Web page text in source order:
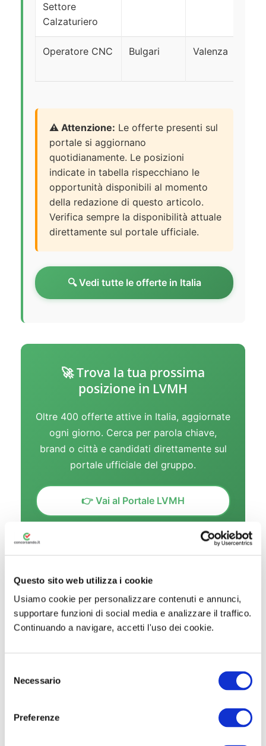
Questo sito web utilizza i cookie
Usiamo cookie per personalizzare contenuti e annunci,
supportare funzioni di social media e analizzare il traffico.
Continuando a navigare, accetti l'uso dei cookie.
Necessario
Preferenze
Settore
Calzaturiero
Operatore CNC Bulgari Valenza
⚠️ Attenzione: Le offerte presenti sul
portale si aggiornano
quotidianamente. Le posizioni
indicate in tabella rispecchiano le
opportunità disponibili al momento
della redazione di questo articolo.
Verifica sempre la disponibilità attuale
direttamente sul portale ufficiale.
🔍 Vedi tutte le offerte in Italia
🚀 Trova la tua prossima
posizione in LVMH
Oltre 400 offerte attive in Italia, aggiornate
ogni giorno. Cerca per parola chiave,
brand o città e candidati direttamente sul
portale ufficiale del gruppo.
👉 Vai al Portale LVMH
👤 I Profili più Ricercati nelle
Assunzioni LVMH
ricercati. Il gruppo non assume solo figure
competenze tecniche, artigianali,